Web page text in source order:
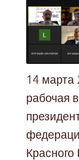
14 марта
рабочая